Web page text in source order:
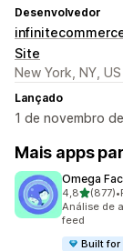
Desenvolvedor
Site
New York, NY, US
Lançado
1 de novembro
Mais apps
Omega
4,8de 5(877)
877 •
Análise de
feed
Built for